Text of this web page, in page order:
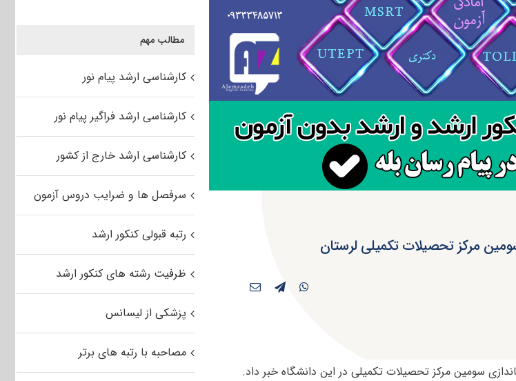
مطالب مهم
کارشناسی ارشد پیام نور
کارشناسی ارشد فراگیر پیام نور
کارشناسی ارشد خارج از کشور
سرفصل ها و ضرایب دروس آزمون
رتبه قبولی کنکور ارشد
ظرفیت رشته های کنکور ارشد
پزشکی از لیسانس
مصاحبه با رتبه های برتر